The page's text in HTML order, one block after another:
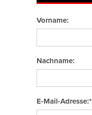
Vorname:
Nachname:
E-Mail-Adresse:*